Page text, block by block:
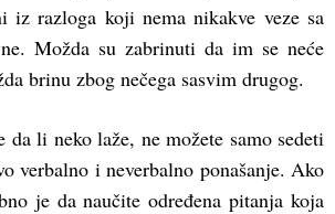
iz razloga koji nema nikakve veze sa
Možda su zabrinuti da im se neće
brinu zbog nečega sasvim drugog.
da li neko laže, ne možete samo sedeti
verbalno i neverbalno ponašanje. Ako
je da naučite određena pitanja koja